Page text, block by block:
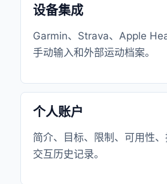
设备集成
Garmin、Strava、Apple
手动输入和外部运动档案。
个人账户
简介、目标、限制、可用性
交互历史记录。